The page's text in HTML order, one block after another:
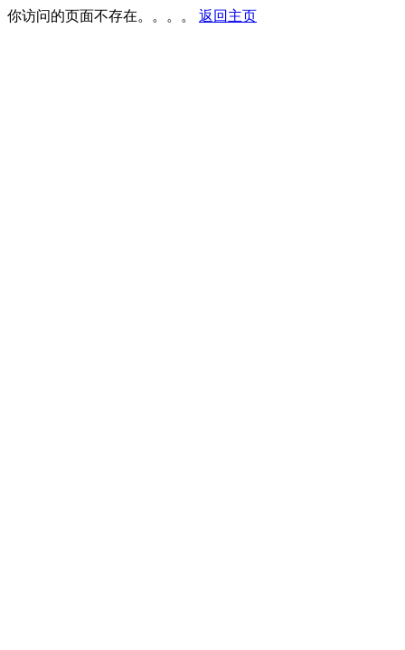
你访问的页面不存在。。。。 返回主页